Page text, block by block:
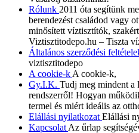
Rólunk 2011 óta segítünk
berendezést családod vagy
minősített víztisztítók,
Viztisztitodepo.hu – Tiszta
Általános szerződési
viztisztitodepo
A cookie-k A cookie-k,
Gy.I.K. Tudj meg mindent a
rendszerről! Hogyan
termel és miért ideális az
Elállási nyilatkozat Elállási
Kapcsolat Az űrlap